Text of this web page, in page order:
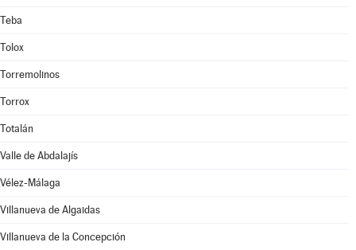
Teba
Tolox
Torremolinos
Torrox
Totalán
Valle de Abdalajís
Vélez-Málaga
Villanueva de Algaidas
Villanueva de la Concepción